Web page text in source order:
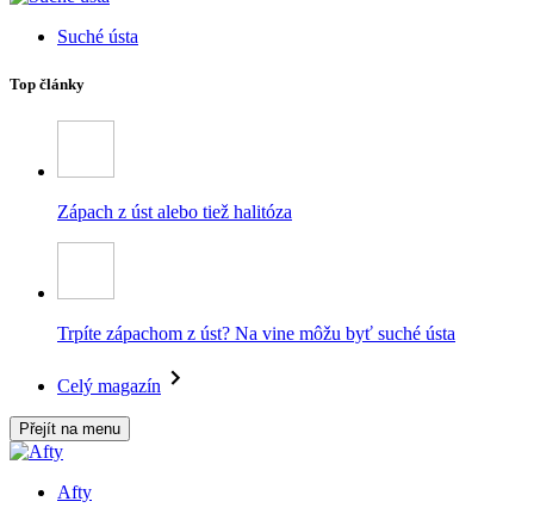
Suché ústa
Top články
Zápach z úst alebo tiež halitóza
Trpíte zápachom z úst? Na vine môžu byť suché ústa
Celý magazín
Přejít na menu
Afty